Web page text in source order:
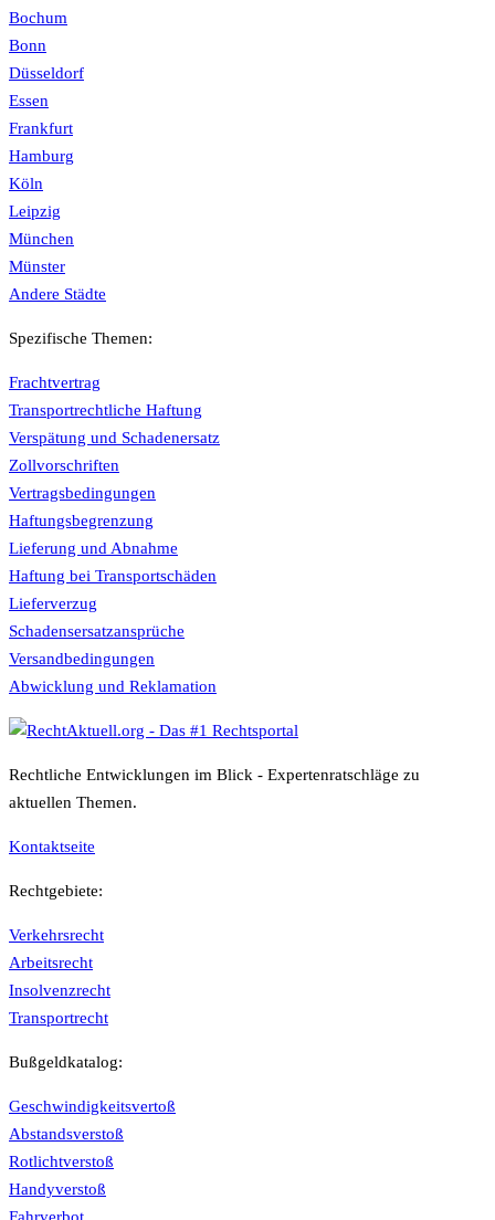
Bochum
Bonn
Düsseldorf
Essen
Frankfurt
Hamburg
Köln
Leipzig
München
Münster
Andere Städte
Spezifische Themen:
Frachtvertrag
Transportrechtliche Haftung
Verspätung und Schadenersatz
Zollvorschriften
Vertragsbedingungen
Haftungsbegrenzung
Lieferung und Abnahme
Haftung bei Transportschäden
Lieferverzug
Schadensersatzansprüche
Versandbedingungen
Abwicklung und Reklamation
Rechtliche Entwicklungen im Blick - Expertenratschläge zu
aktuellen Themen.
Kontaktseite
Rechtgebiete:
Verkehrsrecht
Arbeitsrecht
Insolvenzrecht
Transportrecht
Bußgeldkatalog:
Geschwindigkeitsvertoß
Abstandsverstoß
Rotlichtverstoß
Handyverstoß